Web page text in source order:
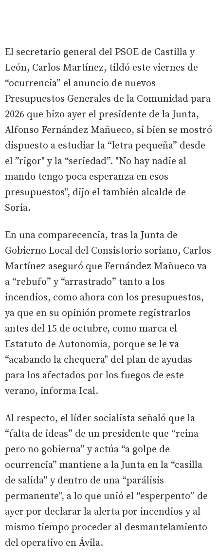
El secretario general del PSOE de Castilla y
León, Carlos Martínez, tildó este viernes de
“ocurrencia” el anuncio de nuevos
Presupuestos Generales de la Comunidad para
2026 que hizo ayer el presidente de la Junta,
Alfonso Fernández Mañueco, si bien se mostró
dispuesto a estudiar la “letra pequeña” desde
el ”rigor" y la “seriedad”. "No hay nadie al
mando tengo poca esperanza en esos
presupuestos", dijo el también alcalde de
Soria.
En una comparecencia, tras la Junta de
Gobierno Local del Consistorio soriano, Carlos
Martínez aseguró que Fernández Mañueco va
a “rebufo” y “arrastrado” tanto a los
incendios, como ahora con los presupuestos,
ya que en su opinión promete registrarlos
antes del 15 de octubre, como marca el
Estatuto de Autonomía, porque se le va
“acabando la chequera" del plan de ayudas
para los afectados por los fuegos de este
verano, informa Ical.
Al respecto, el líder socialista señaló que la
“falta de ideas” de un presidente que “reina
pero no gobierna” y actúa “a golpe de
ocurrencia” mantiene a la Junta en la “casilla
de salida” y dentro de una “parálisis
permanente", a lo que unió el “esperpento” de
ayer por declarar la alerta por incendios y al
mismo tiempo proceder al desmantelamiento
del operativo en Ávila.